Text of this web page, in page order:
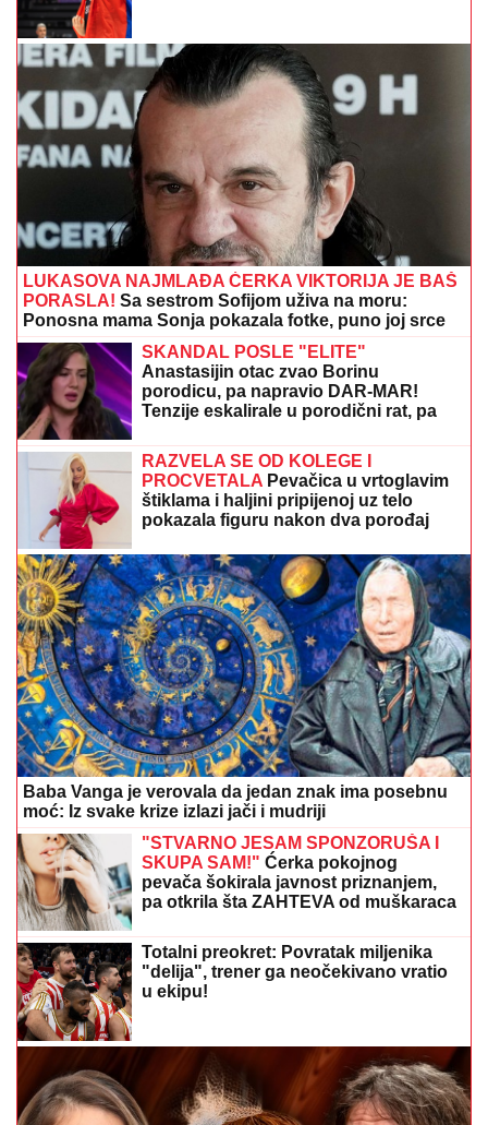
LUKASOVA NAJMLAĐA ĆERKA VIKTORIJA JE BAŠ
PORASLA! Sa sestrom Sofijom uživa na moru:
Ponosna mama Sonja pokazala fotke, puno joj srce
SKANDAL POSLE "ELITE"
Anastasijin otac zvao Borinu
porodicu, pa napravio DAR-MAR!
Tenzije eskalirale u porodični rat, pa
RAZVELA SE OD KOLEGE I
PROCVETALA Pevačica u vrtoglavim
štiklama i haljini pripijenoj uz telo
pokazala figuru nakon dva porođaj
Baba Vanga je verovala da jedan znak ima posebnu
moć: Iz svake krize izlazi jači i mudriji
"STVARNO JESAM SPONZORUŠA I
SKUPA SAM!" Ćerka pokojnog
pevača šokirala javnost priznanjem,
pa otkrila šta ZAHTEVA od muškaraca
Totalni preokret: Povratak miljenika
"delija", trener ga neočekivano vratio
u ekipu!